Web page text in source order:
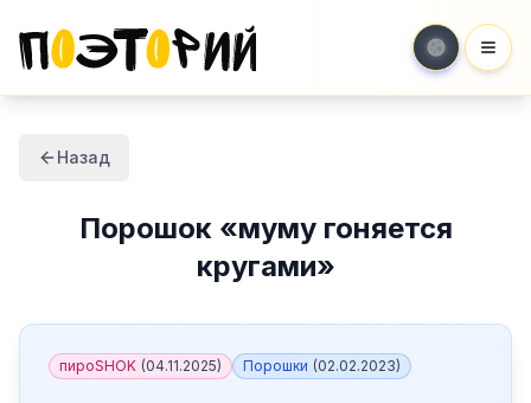
Назад
Порошок«муму гоняется
кругами»
пироSHOK (04.11.2025) Порошки (02.02.2023)